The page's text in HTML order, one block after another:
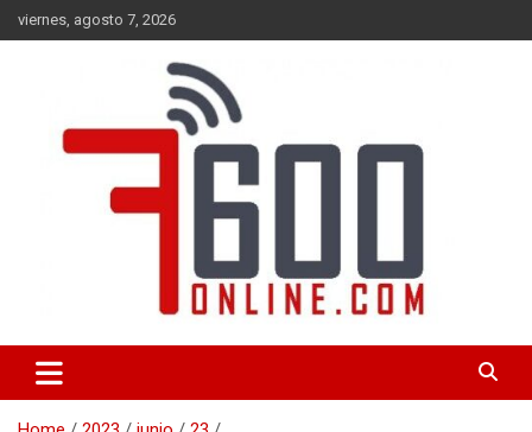
Skip
to
viernes, agosto 7, 2026
7600 online
nacional e internacional, deportiva y cultural.